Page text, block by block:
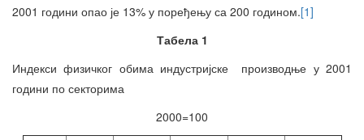
2001 години опао је 13% у поређењу са 200 годином.[1]
Табела 1
Индекси физичког обима индустријске производње у 2001
години по секторима
2000=100